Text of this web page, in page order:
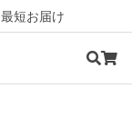
最短お届け